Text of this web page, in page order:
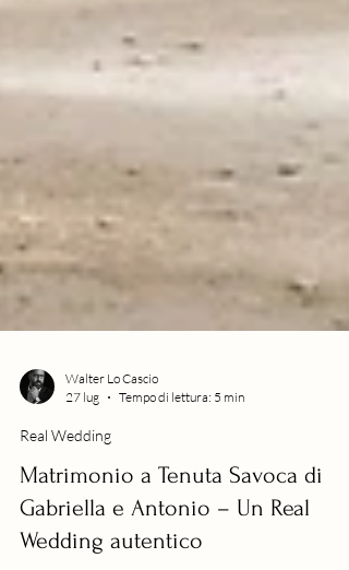
Walter Lo Cascio
27 lug
Real Wedding
Matrimonio a Tenuta Savoca di
Gabriella e Antonio – Un Real